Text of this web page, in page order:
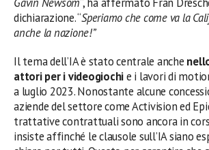
dichiarazione. “Speriamo che come va la
anche la nazione!”
Il tema dell’IA è stato centrale anche
attori per i videogiochie i lavori di
a luglio 2023. Nonostante alcune
aziende del settore come Activision ed
trattative contrattuali sono ancora in
insiste affinché le clausole sull’IA siano